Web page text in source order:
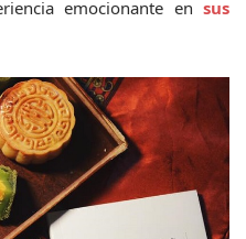
emocionante en sus